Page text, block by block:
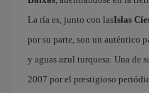
La ría es, junto con lasIslas
por su parte, son un auténtico
y aguas azul turquesa. Una de
2007 por el prestigioso